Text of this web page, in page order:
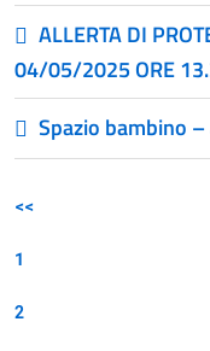
ALLERTA DI
04/05/2025 ORE
Spazio bambino
<<
1
2